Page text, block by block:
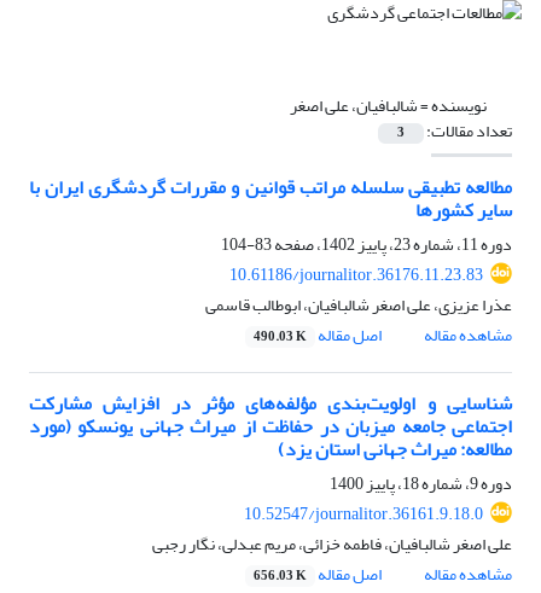
نویسنده =شالبافیان، علی اصغر
تعداد مقالات: 3
مطالعه تطبیقی سلسله مراتب قوانین و مقررات گردشگری ایران با
سایر کشورها
دوره 11، شماره 23، پاییز 1402، صفحه
83-104
10.61186/journalitor.36176.11.23.83
عذرا عزیزی، علی اصغر شالبافیان، ابوطالب قاسمی
مشاهده مقاله
اصل مقاله 490.03 K
شناسایی و اولویت‌بندی مؤلفه‌های مؤثر در افزایش مشارکت
اجتماعی جامعه میزبان در حفاظت از میراث جهانی یونسکو (مورد
مطالعه: میراث جهانی استان یزد)
دوره 9، شماره 18، پاییز 1400
10.52547/journalitor.36161.9.18.0
علی اصغر شالبافیان، فاطمه خزائی، مریم عبدلی، نگار رجبی
مشاهده مقاله
اصل مقاله 656.03 K